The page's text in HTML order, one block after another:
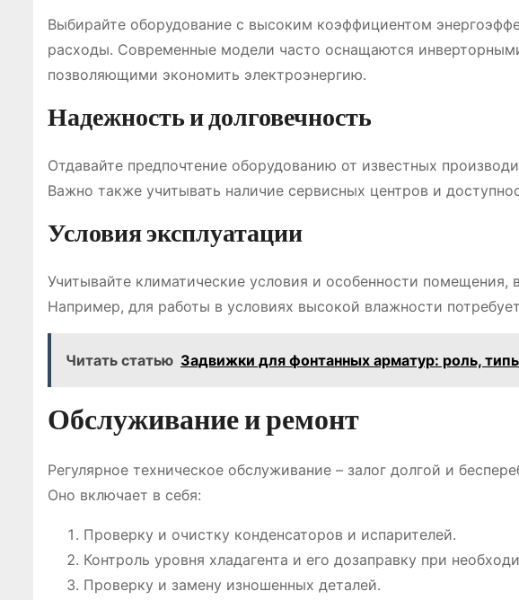
Выбирайте оборудование с высоким коэффициентом
расходы. Современные модели часто оснащаются
позволяющими экономить электроэнергию.
Надежность и долговечность
Отдавайте предпочтение оборудованию от известных
Важно также учитывать наличие сервисных центров и
Условия эксплуатации
Учитывайте климатические условия и особенности помещения,
Например, для работы в условиях высокой влажности
Читать статью Задвижки для фонтанных арматур: роль,
Обслуживание и ремонт
Регулярное техническое обслуживание – залог долгой и
Оно включает в себя:
Проверку и очистку конденсаторов и испарителей.
Контроль уровня хладагента и его дозаправку при
Проверку и замену изношенных деталей.